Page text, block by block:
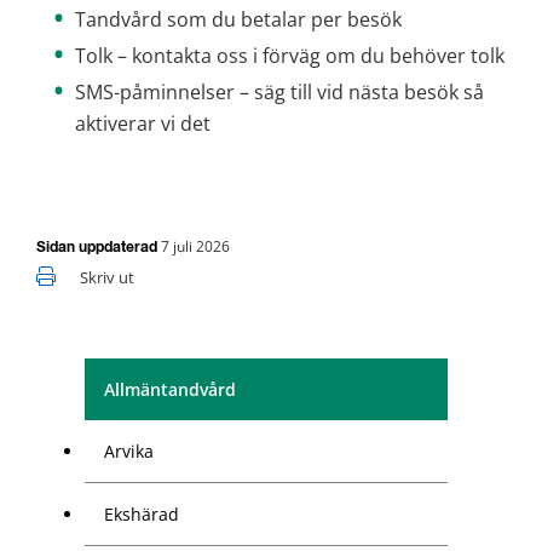
Allmäntandvård
Arvika
Ekshärad
Tandvård som du betalar per besök
Tolk – kontakta oss i förväg om du behöver tolk
SMS-påminnelser – säg till vid nästa besök så
aktiverar vi det
Sidan uppdaterad 7 juli 2026
Skriv ut